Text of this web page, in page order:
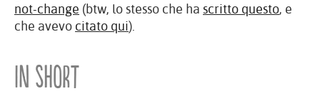
not-change (btw, lo stesso che ha scritto questo, e
che avevo citato qui).
In short